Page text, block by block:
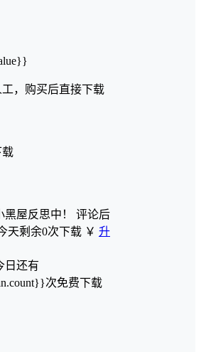
，购买后直接下载
载
黑屋反思中！ 评论后
天剩余0次下载 ￥ 升
日还有
次免费下载